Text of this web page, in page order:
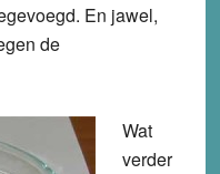
En jawel,
de
Wat
verder